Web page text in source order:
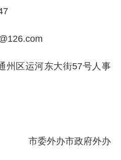
州区运河东大街57号人事
市委外办市政府外办